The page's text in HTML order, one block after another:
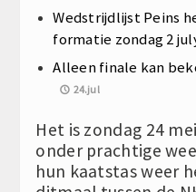
Wedstrijdlijst Peins
formatie zondag 2
Alleen finale kan
24.jul
Het is zondag 24
onder prachtige
hun kaatstas weer